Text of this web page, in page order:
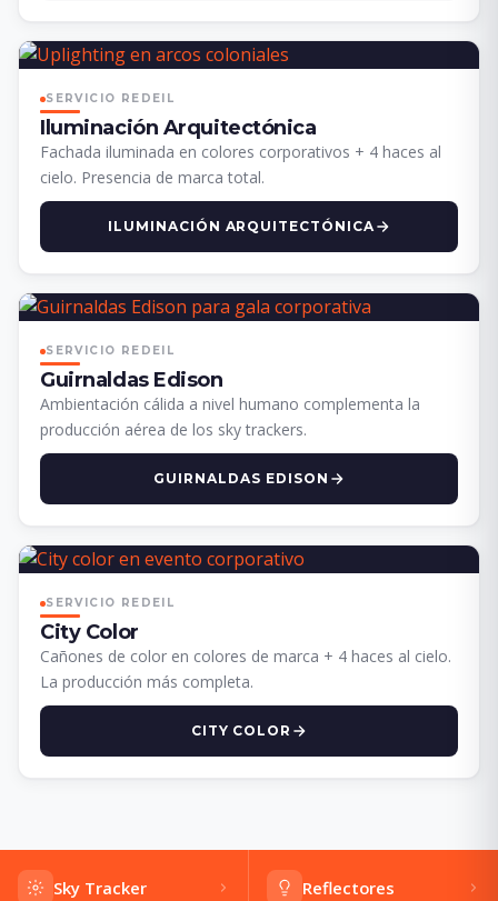
SERVICIO REDEIL
Iluminación Arquitectónica
Fachada iluminada en colores corporativos + 4 haces al
cielo. Presencia de marca total.
ILUMINACIÓN ARQUITECTÓNICA
SERVICIO REDEIL
Guirnaldas Edison
Ambientación cálida a nivel humano complementa la
producción aérea de los sky trackers.
GUIRNALDAS EDISON
SERVICIO REDEIL
City Color
Cañones de color en colores de marca + 4 haces al cielo.
La producción más completa.
CITY COLOR
Sky Tracker Reflectores